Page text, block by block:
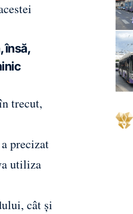
însă,
trecut,
precizat
utiliza
cât și